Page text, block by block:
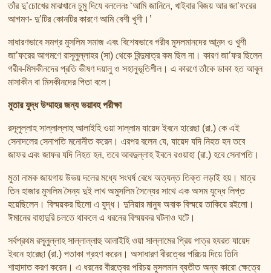
তাঁর দু’চোখের মাঝখানে চুমু দিযে বললেনঃ ‘আমি জানিনে, খাইবার বিজয় আর জা’ফরের
আগমণ- দু’টির কোনটির কারণে আমি বেশী খুশী।’
সাধারণভাবে সমগ্র মুসলিম সমাজ এবং বিশেষভাবে গরীব মুসলমানদের আনন্দ ও খুশী
জা’ফরের আগমণে রাসূলুল্লাহর (সা) থেকে বিন্দুমাত্র কম ছিল না। কারণ জা’ফর ছিলেন
গরীব-মিসকীনদের প্রতি ভীষণ দয়ালু ও সহানুভূতিশীল। এ কারণে তাঁকে ডাকা হত আবূল
মাসাকীন বা মিসকীনদের পিতা বলে।
মুতার যুদ্ধ উম্মাহর জন্য ভয়াবহ পরীক্ষা
রসূলুল্লাহ সাল্লাল্লাহু আলাইহি ওয়া সাল্লাম যায়েদ ইবনে হারেছা (রা.) কে এই
সেনাদলের সেনাপতি মনোনীত করেন। এরপর বলেন যে, যায়েদ যদি নিহত হন তবে
জাফর এবং জাফর যদি নিহত হন, তবে আবদুল্লাহ ইবনে রওয়াহা (রা.) হবে সেনাপতি।
মুতা নামক জায়গায় উভয় দলের মধ্যে সংঘর্ষ বেধে অত্যন্ত তিক্ত লড়াই হয়। মাত্র
তিন হাজার মুসলিম সৈন্য দুই লাখ অমুসলিম সৈন্যের সাথে এক অসম যুদ্ধে লিপ্ত
হয়েছিলেন। বিস্ময়কর ছিলো এ যুদ্ধ। দুনিয়ার মানুষ অবাক বিস্ময়ে তাকিয়ে রইলো।
ঈমানের বাহাদুরি চলতে থাকলে এ ধরনের বিস্ময়কর ঘটনাও ঘটে।
সর্বপ্রথম রসূলুল্লাহ সাল্লাল্লাহু আলাইহি ওয়া সাল্লামের প্রিয় পাত্র হযরত যায়েদ
ইবনে হারেছা (রা.) পতাকা গ্রহণ করেন। অসাধারণ বীরত্বের পরিচয় দিয়ে তিনি
শাহাদাত করণ করেন। এ ধরনের বীরত্বের পরিচয় মুসলমান ব্যতীত অন্য কারো ক্ষেত্রে